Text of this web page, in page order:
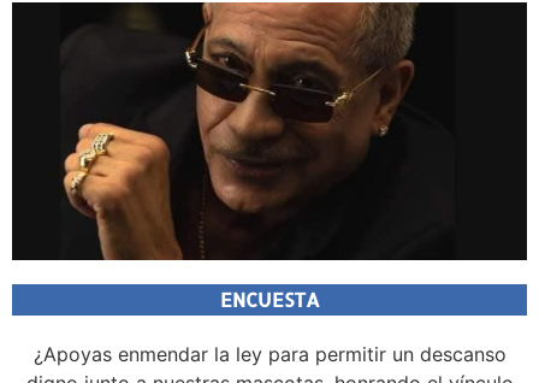
ENCUESTA
¿Apoyas enmendar la ley para permitir un descanso